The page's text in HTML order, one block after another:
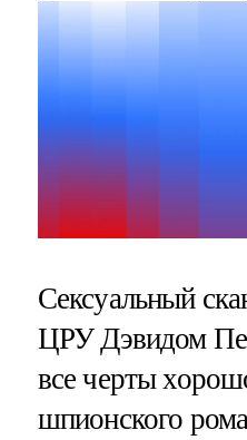
Сексуальный
ЦРУ Дэвидом
все черты
шпионского